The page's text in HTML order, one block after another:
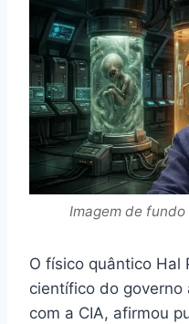
Imagem de
O físico quântico Hal
científico do governo
com a CIA, afirmou